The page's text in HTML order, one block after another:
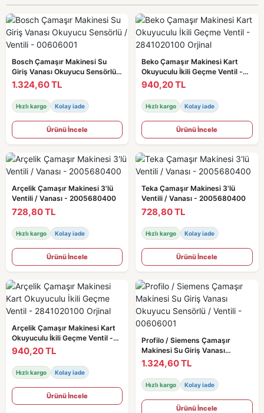
Bosch Çamaşır Makinesi Su
Giriş Vanası Okuyucu Sensörlü /
Ventili - 00606001
1.324,60 TL
Hızlı kargo Kolay iade
Ürünü İncele
Beko Çamaşır Makinesi Kart
Okuyuculu İkili Geçme Ventil -
2841020100 Orjinal
940,20 TL
Hızlı kargo Kolay iade
Ürünü İncele
Arçelik Çamaşır Makinesi 3'lü
Ventili / Vanası - 2005680400
728,80 TL
Hızlı kargo Kolay iade
Ürünü İncele
Teka Çamaşır Makinesi 3'lü
Ventili / Vanası - 2005680400
728,80 TL
Hızlı kargo Kolay iade
Ürünü İncele
Arçelik Çamaşır Makinesi Kart
Okuyuculu İkili Geçme Ventil -
2841020100 Orjinal
940,20 TL
Hızlı kargo Kolay iade
Ürünü İncele
Profilo / Siemens Çamaşır
Makinesi Su Giriş Vanası
Okuyucu Sensörlü / Ventili -
00606001
1.324,60 TL
Hızlı kargo Kolay iade
Ürünü İncele